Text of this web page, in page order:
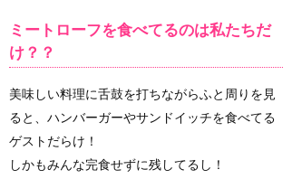
ミートローフを食べてるのは私たちだ
け？？
美味しい料理に舌鼓を打ちながらふと周りを見
ると、ハンバーガーやサンドイッチを食べてる
ゲストだらけ！
しかもみんな完食せずに残してるし！